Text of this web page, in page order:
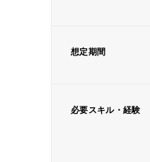
想定期間
必要スキル・経験